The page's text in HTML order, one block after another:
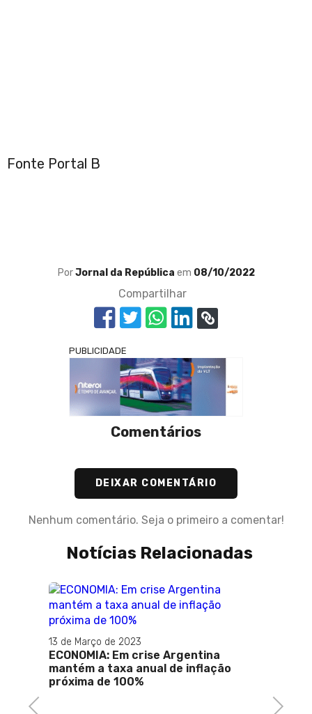
Fonte Portal B
PorJornal da República em 08/10/2022
Compartilhar
PUBLICIDADE
Comentários
DEIXAR COMENTÁRIO
Nenhum comentário. Seja o primeiro a comentar!
Notícias Relacionadas
Previous
13 de Março de 2023
ECONOMIA: Em crise Argentina
mantém a taxa anual de inflação
próxima de 100%
Next